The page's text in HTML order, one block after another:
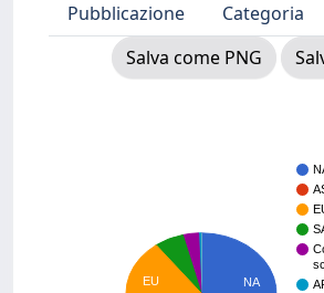
Pubblicazione
Categoria
Salva come PNG
NA
EU